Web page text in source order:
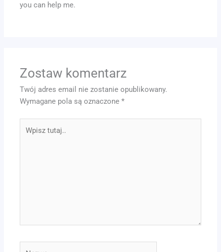
you can help me.
Zostaw komentarz
Twój adres email nie zostanie opublikowany.
Wymagane pola są oznaczone*
tutaj..